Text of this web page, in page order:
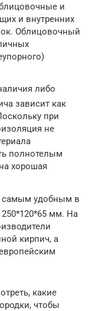
и
и внутренних
Облицовочный
либо
зависит как
при
не
полнотелым
хорошая
самым удобным в
250*120*65 мм. На
кирпич, а
какие
чтобы